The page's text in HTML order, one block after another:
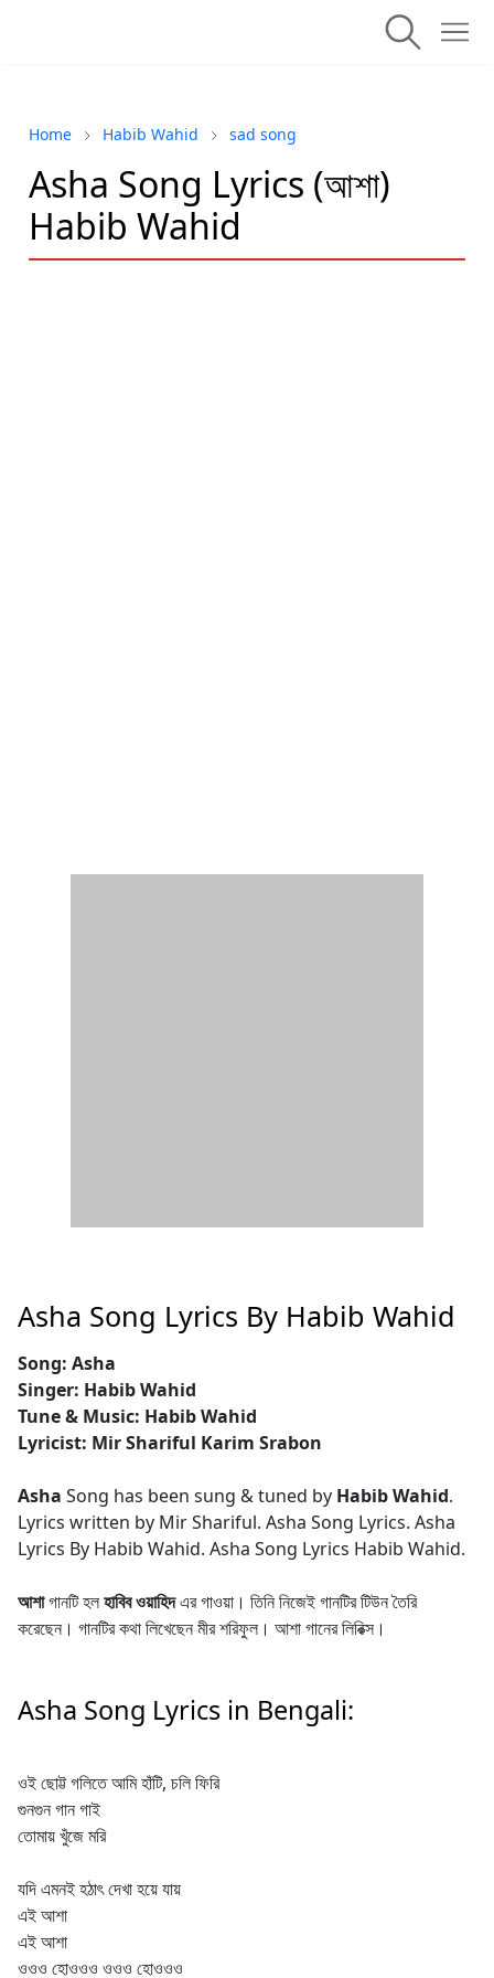
Home Habib Wahid sad song
Asha Song Lyrics (আশা)
Habib Wahid
Asha Song Lyrics By Habib Wahid
Song: Asha
Singer: Habib Wahid
Tune & Music: Habib Wahid
Lyricist: Mir Shariful Karim Srabon
Asha Song has been sung & tuned by Habib Wahid.
Lyrics written by Mir Shariful. Asha Song Lyrics. Asha
Lyrics By Habib Wahid. Asha Song Lyrics Habib Wahid.
আশাগানটি হলহাবিব ওয়াহিদএর গাওয়া। তিনি নিজেই গানটির টিউন তৈরি
করেছেন। গানটির কথা লিখেছেন মীর শরিফুল। আশা গানের লিরিক্স।
Asha Song Lyrics in Bengali:
ওই ছোট্ট গলিতে আমি হাঁটি, চলি ফিরি
গুনগুন গান গাই
তোমায় খুঁজে মরি
যদি এমনই হঠাৎ দেখা হয়ে যায়
এই আশা
এই আশা
ওওও হোওওও ওওও হোওওও